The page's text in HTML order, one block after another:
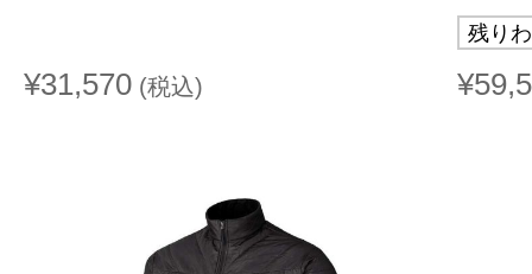
¥31,570 (税込)
残り